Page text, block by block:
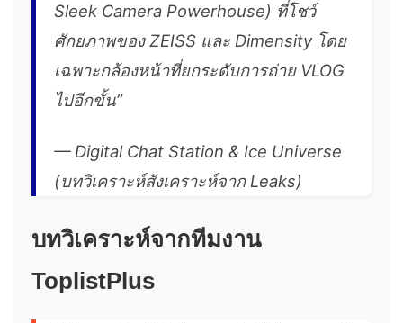
Sleek Camera Powerhouse) ที่โชว์
ศักยภาพของ ZEISS และ Dimensity โดย
เฉพาะกล้องหน้าที่ยกระดับการถ่าย VLOG
ไปอีกขั้น”
— Digital Chat Station & Ice Universe
(บทวิเคราะห์สังเคราะห์จาก Leaks)
บทวิเคราะห์จากทีมงาน
ToplistPlus